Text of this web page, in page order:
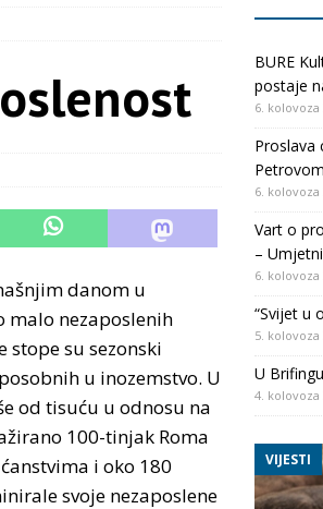
danom u
malo nezaposlenih
su sezonski
u inozemstvo. U
od tisuću u odnosu na
100-tinjak Roma
i oko 180
svoje nezaposlene
BURE
postaje
6. kolovoza
Proslava
6. kolovoza
Vart o
–
6. kolovoza
“Svijet u
5. kolovoza
U
4. kolovoza
VIJESTI